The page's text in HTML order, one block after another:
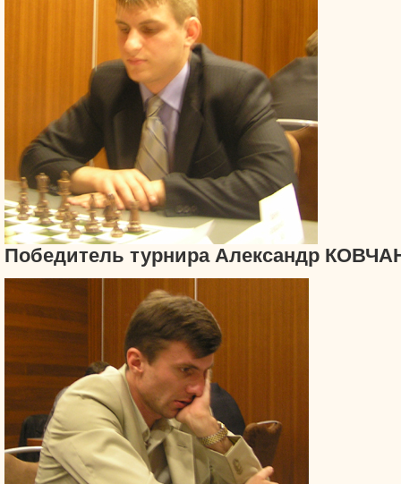
Победитель турнира Александр